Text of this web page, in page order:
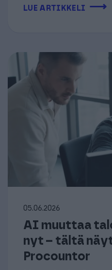
LUE ARTIKKELI ⟶
05.06.2026
AI muuttaa
nyt – tältä
Procountor